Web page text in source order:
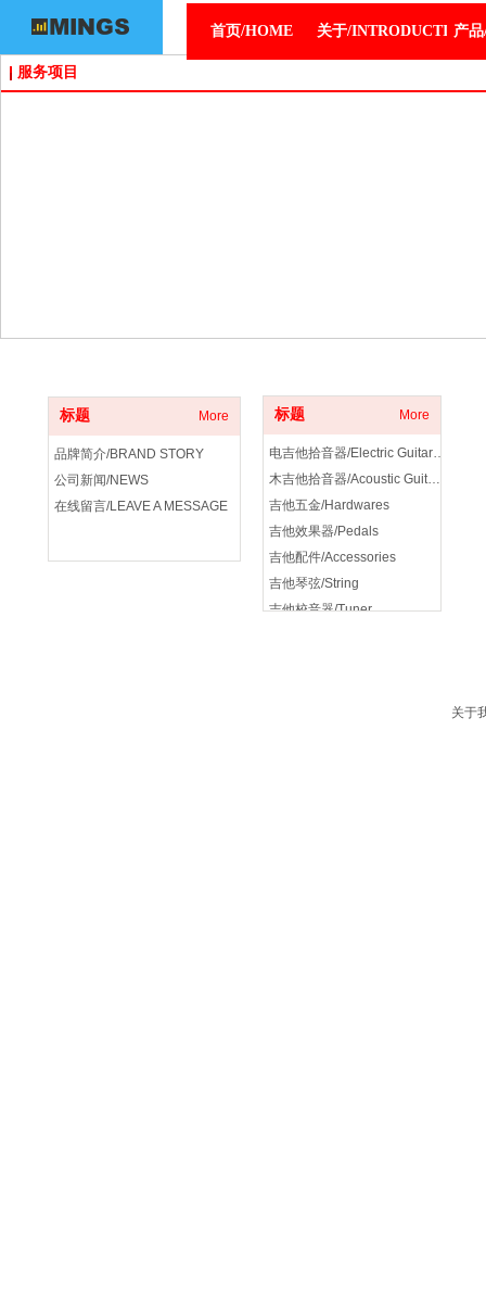
首页/HOME 关于/INTRODUCTION
产
服务项目
标题 More
品牌简介/BRAND STORY
公司新闻/NEWS
在线留言/LEAVE A MESSAGE
标题 More
电吉他拾音器/Electric Guitar Pickup
木吉他拾音器/Acoustic Guitar Pickup
吉他五金/Hardwares
吉他效果器/Pedals
吉他配件/Accessories
吉他琴弦/String
吉他校音器/Tuner
关于